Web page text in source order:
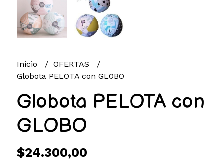
Inicio
OFERTAS
Globota PELOTA con GLOBO
Globota PELOTA con
GLOBO
$24.300,00